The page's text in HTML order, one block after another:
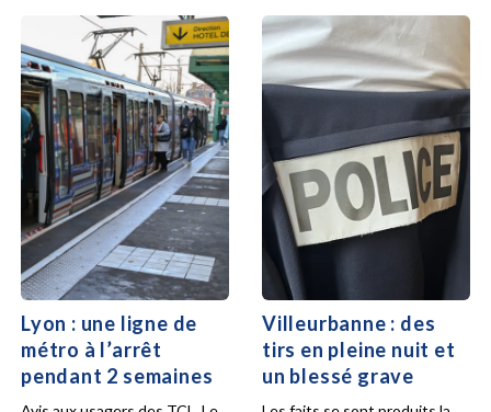
Lyon : une ligne de
métro à l’arrêt
pendant 2 semaines
Villeurbanne : des
tirs en pleine nuit et
un blessé grave